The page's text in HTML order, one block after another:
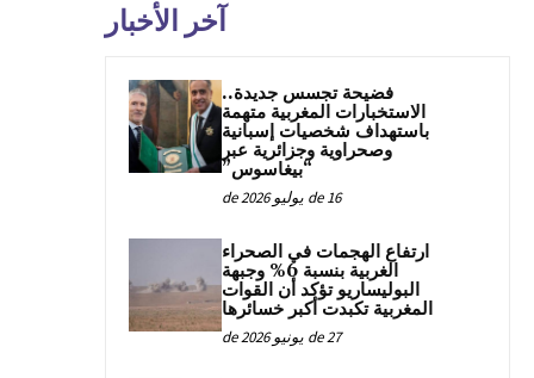
آخر الأخبار
فضيحة تجسس جديدة..
الاستخبارات المغربية متهمة
باستهداف شخصيات إسبانية
وصحراوية وجزائرية عبر
“بيغاسوس”
16 de يوليو de 2026
ارتفاع الهجمات في الصحراء
الغربية بنسبة 6% وجبهة
البوليساريو تؤكد أن القوات
المغربية تكبدت أكبر خسائرها
27 de يونيو de 2026